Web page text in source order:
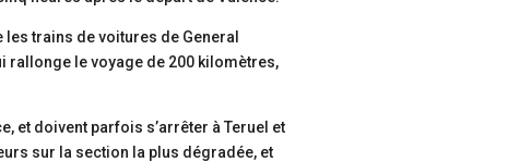
trains de voitures de General
rallonge le voyage de 200 kilomètres,
et doivent parfois s’arrêter à Teruel et
sur la section la plus dégradée, et